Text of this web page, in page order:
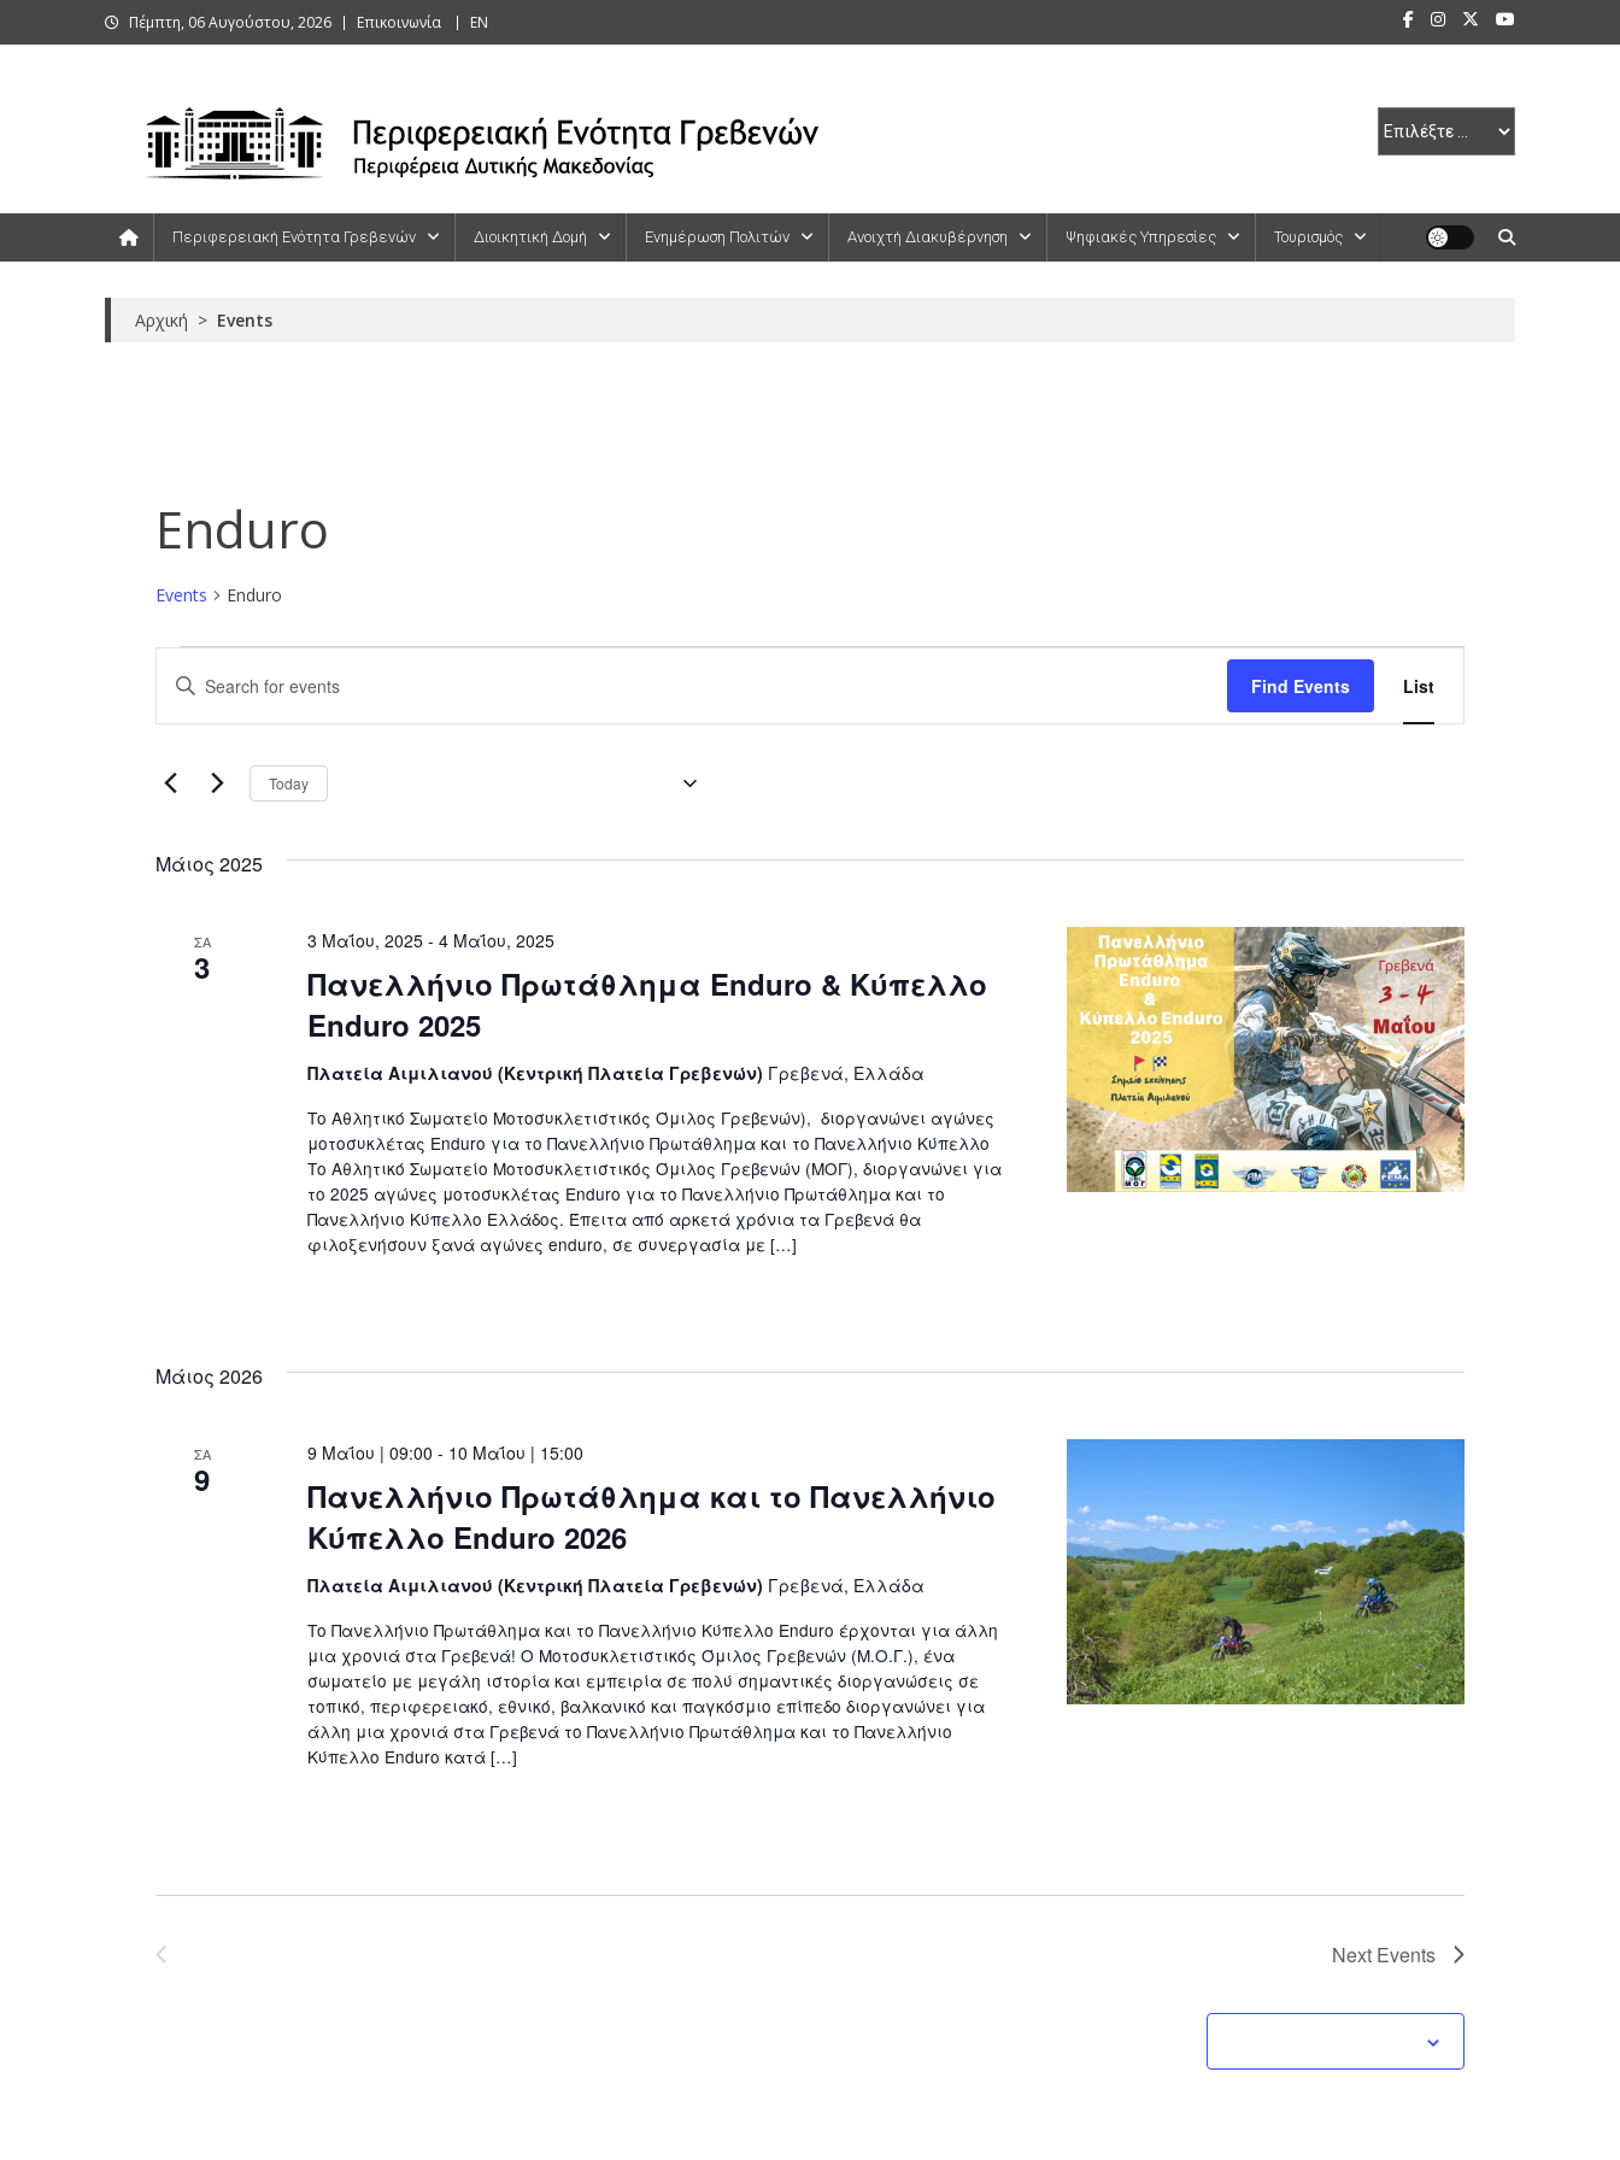
to
Πέμπτη, 06 Αυγούστου, 2026 Επικοινωνία ΕΝ
Περιφερειακή Ενότητα Γρεβενών Διοικητική Δομή Ενημέρωση Πολιτών Ανοιχτή Διακυβέρνηση Ψηφιακές Υπηρεσίες Τουρισμός
Αρχική > Events
Enduro
Events Enduro
Events
Events
Search
Views
Enter
for
Events
Keyword.
Find Events
Views
List
Today
Μάιος 2025
ΣΑ
3
Πανελλήνιο Πρωτάθλημα Enduro & Κύπελλο
Enduro 2025
3 Μαΐου, 2025- 4 Μαΐου, 2025
Πλατεία Αιμιλιανού (Κεντρική Πλατεία Γρεβενών) Γρεβενά, Ελλάδα
Το Αθλητικό Σωματείο Μοτοσυκλετιστικός Όμιλος Γρεβενών), διοργανώνει αγώνες
μοτοσυκλέτας Enduro για το Πανελλήνιο Πρωτάθλημα και το Πανελλήνιο Κύπελλο
Το Αθλητικό Σωματείο Μοτοσυκλετιστικός Όμιλος Γρεβενών (ΜΟΓ), διοργανώνει για
το 2025 αγώνες μοτοσυκλέτας Enduro για το Πανελλήνιο Πρωτάθλημα και το
Πανελλήνιο Κύπελλο Ελλάδος. Έπειτα από αρκετά χρόνια τα Γρεβενά θα
φιλοξενήσουν ξανά αγώνες enduro, σε συνεργασία με […]
Μάιος 2026
ΣΑ
9
Πανελλήνιο Πρωτάθλημα και το Πανελλήνιο
Κύπελλο Enduro 2026
9 Μαΐου | 09:00 - 10 Μαΐου | 15:00
Πλατεία Αιμιλιανού (Κεντρική Πλατεία Γρεβενών) Γρεβενά, Ελλάδα
Το Πανελλήνιο Πρωτάθλημα και το Πανελλήνιο Κύπελλο Enduro έρχονται για άλλη
μια χρονιά στα Γρεβενά! Ο Μοτοσυκλετιστικός Όμιλος Γρεβενών (Μ.Ο.Γ.), ένα
σωματείο με μεγάλη ιστορία και εμπειρία σε πολύ σημαντικές διοργανώσεις σε
τοπικό, περιφερειακό, εθνικό, βαλκανικό και παγκόσμιο επίπεδο διοργανώνει για
άλλη μια χρονιά στα Γρεβενά το Πανελλήνιο Πρωτάθλημα και το Πανελλήνιο
Κύπελλο Enduro κατά […]
Next Events